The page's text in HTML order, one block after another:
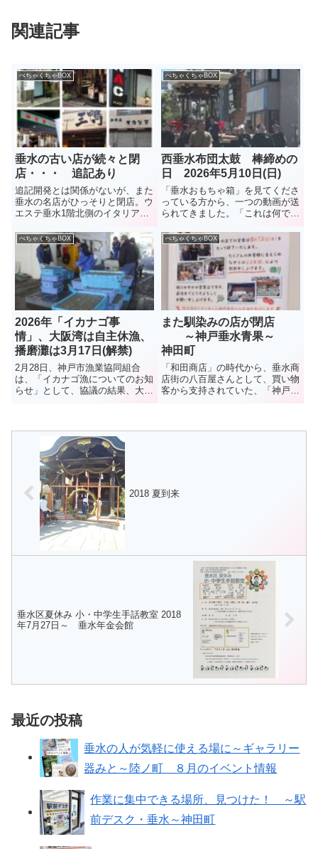
関連記事
ぺちゃくちゃBOX
垂水の古い店が続々と閉
店・・・ 追記あり
追記開発とは関係がないが、また
垂水の名店がひっそりと閉店。ウ
エステ垂水1階北側のイタリアン
どの営業だったが、店主の中田智
弘さんは、知る人ぞ知る料理人。
昨年12月27日に閉店したとのこ
と。（2026年3月） ...
ぺちゃくちゃBOX
西垂水布団太鼓 棒締めの
日 2026年5月10日(日)
「垂水おもちゃ箱」を見てくださ
っている方から、一つの動画が送
られてきました。「これは何でし
きで。調べてみました。布団太
鼓、「棒締め」という1年に1回
の行事だそうです。5月10日、行
われたようです。秋祭りに向け
て...
ぺちゃくちゃBOX
2026年「イカナゴ事
情」、大阪湾は自主休漁、
播磨灘は3月17日(解禁)
2月28日、神戸市漁業協同組合
は、「イカナゴ漁についてのお知
らせ」として、協議の結果、大阪
は6日に試験操業が行われ、イカ
ナゴのシンコ漁は3月17日に解...
ぺちゃくちゃBOX
また馴染みの店が閉店
～神戸垂水青果～
神田町
「和田商店」の時代から、垂水商
店街の八百屋さんとして、買い物
客から支持されていた、「神戸垂
2018 夏到来
垂水区夏休み 小・中学生手話教室 2018
年7月27日～ 垂水年金会館
最近の投稿
垂水の人が気軽に使える場に～ギャラリー
器みと～陸ノ町 ８月のイベント情報
作業に集中できる場所、見つけた！ ～駅
前デスク・垂水～神田町